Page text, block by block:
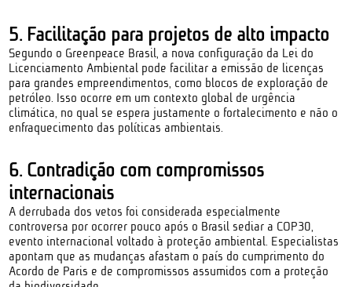
5. Facilitação para projetos de alto impacto
Segundo o Greenpeace Brasil, a nova configuração da Lei do
Licenciamento Ambiental pode facilitar a emissão de licenças
para grandes empreendimentos, como blocos de exploração de
petróleo. Isso ocorre em um contexto global de urgência
climática, no qual se espera justamente o fortalecimento e não o
enfraquecimento das políticas ambientais.
6. Contradição com compromissos
internacionais
A derrubada dos vetos foi considerada especialmente
controversa por ocorrer pouco após o Brasil sediar a COP30,
evento internacional voltado à proteção ambiental. Especialistas
apontam que as mudanças afastam o país do cumprimento do
Acordo de Paris e de compromissos assumidos com a proteção